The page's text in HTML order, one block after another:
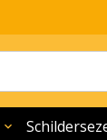
expand_more